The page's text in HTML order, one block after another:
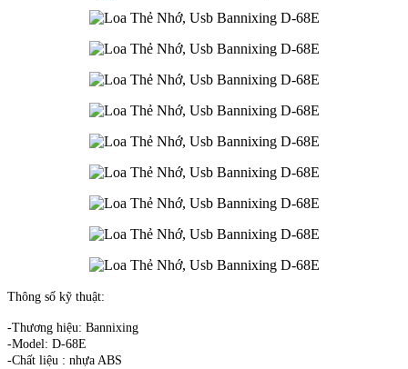
Thông số kỹ thuật:
-Thương hiệu: Bannixing
-Model: D-68E
-Chất liệu : nhựa ABS